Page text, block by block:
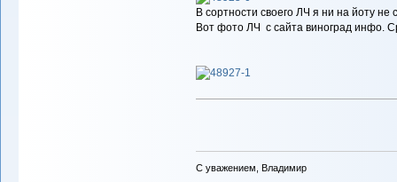
В сортности своего ЛЧ я ни на йоту не
Вот фото ЛЧ с сайта виноград инфо.
С уважением, Владимир